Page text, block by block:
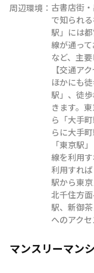
周辺環境： 古書店街
で知られ
駅」には
線が通っ
など、主
【交通アク
ほかにも
駅」、徒
きます。
ら「大手
らに大手
「東京駅
線を利用
利用すれ
駅から東
北千住方
駅、新御
へのアクセ
マンスリーマン